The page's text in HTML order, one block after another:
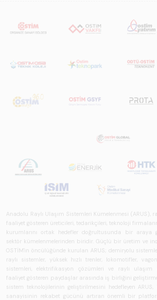
Anadolu Raylı Ulaşım Sistemleri Kümelenmesi (ARUS),
faaliyet gösteren üreticileri, tedarikçileri, teknoloji
kurumlarını ortak hedefler doğrultusunda bir araya
sektör kümelenmelerinden biridir. Güçlü bir üretim ve
OSTİM'in öncülüğünde kurulan ARUS; demiryolu
raylı sistemler, yüksek hızlı trenler, lokomotifler,
sistemleri, elektrifikasyon çözümleri ve raylı ulaşım
faaliyet gösteren paydaşlar arasında iş birliğini
sistem teknolojilerinin geliştirilmesini hedefleyen ARUS,
sanayisinin rekabet gücünü artıran önemli bir